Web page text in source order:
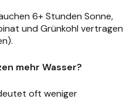
6+ Stunden Sonne,
und Grünkohl vertragen
mehr Wasser?
oft weniger